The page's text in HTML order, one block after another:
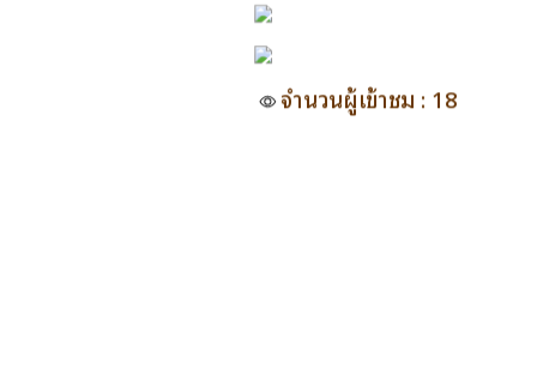
จำนวนผู้เข้าชม : 18